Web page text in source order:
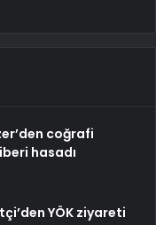
coğrafi
hasadı
YÖK ziyareti